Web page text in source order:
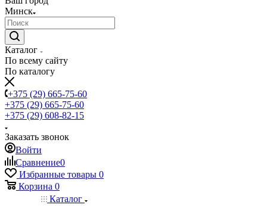
Минск
Каталог
По всему сайту
По каталогу
+375 (29) 665-75-60
+375 (29) 665-75-60
+375 (29) 608-82-15
Заказать звонок
Войти
Сравнение0
Избранные товары 0
Корзина 0
Каталог